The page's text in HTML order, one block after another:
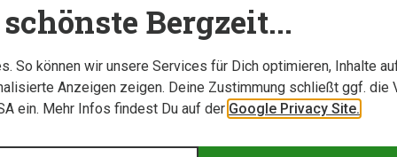
Bergzeit...
So können wir unsere Services für Dich optimieren, Inhalte
Anzeigen zeigen. Deine Zustimmung schließt ggf. die
ein. Mehr Infos findest Du auf der Google Privacy Site.